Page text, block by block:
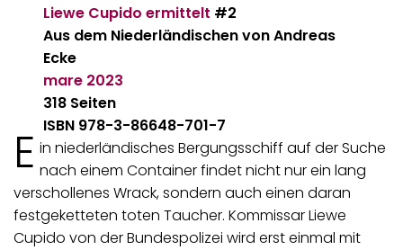
Liewe Cupido ermittelt #2
Aus dem Niederländischen von Andreas
Ecke
mare 2023
318 Seiten
ISBN 978-3-86648-701-7
E in niederländisches Bergungsschiff auf der Suche
nach einem Container findet nicht nur ein lang
verschollenes Wrack, sondern auch einen daran
festgeketteten toten Taucher. Kommissar Liewe
Cupido von der Bundespolizei wird erst einmal mit